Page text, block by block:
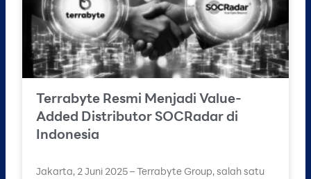
Terrabyte Resmi Menjadi Value-
Added Distributor SOCRadar di
Indonesia
Jakarta, 2 Juni 2025 – Terrabyte Group, salah satu